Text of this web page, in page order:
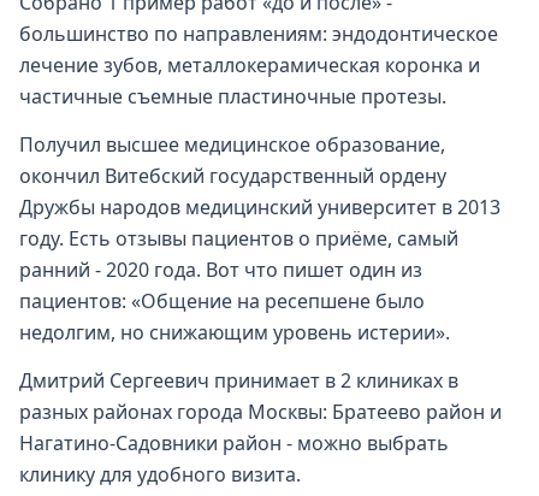
большинство по направлениям: эндодонтическое
лечение зубов, металлокерамическая коронка и
частичные съемные пластиночные протезы.
Получил высшее медицинское образование,
окончил Витебский государственный ордену
Дружбы народов медицинский университет в 2013
году. Есть отзывы пациентов о приёме, самый
ранний - 2020 года. Вот что пишет один из
пациентов: «Общение на ресепшене было
недолгим, но снижающим уровень истерии».
Дмитрий Сергеевич принимает в 2 клиниках в
разных районах города Москвы: Братеево район и
Нагатино-Садовники район - можно выбрать
клинику для удобного визита.